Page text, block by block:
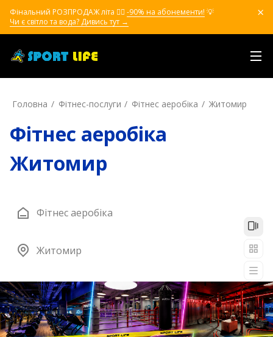
Фінальний РОЗПРОДАЖ літа ❤️‍🔥 -90% на абонементи! 💡
Чи є світло та вода? Дивись тут →
Головна Фітнес-послуги Фітнес аеробіка Житомир
Фітнес аеробіка
Житомир
Фітнес аеробіка
Житомир